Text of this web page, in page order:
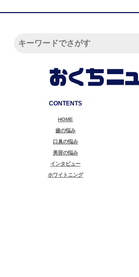
CONTENTS
HOME
歯の悩み
口臭の悩み
美容の悩み
インタビュー
ホワイトニング